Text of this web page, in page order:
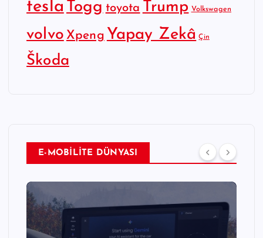
tesla Togg toyota Trump Volkswagen
volvo Xpeng Yapay Zekâ Çin
Škoda
E-MOBİLİTE DÜNYASI